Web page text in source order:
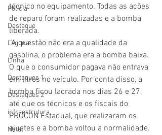
Polícia
Destaque
Laguna
Linha
Destaques 1
Destaques 2
infraestrutura
Natal
técnico no equipamento. Todas as ações
de reparo foram realizadas e a bomba
liberada.
“A questão não era a qualidade da
gasolina, o problema era a bomba baixa.
O que o consumidor pagava não entrava
em litros no veículo. Por conta disso, a
bomba ficou lacrada nos dias 26 e 27,
até que os técnicos e os fiscais do
PROCON Estadual, que realizaram os
ajustes e a bomba voltou a normalidade.